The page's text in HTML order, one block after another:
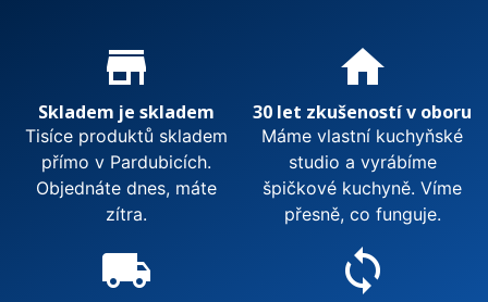
Proč nakupovat u nás?
store_mall_directory
Skladem je skladem
Tisíce produktů skladem
přímo v Pardubicích.
Objednáte dnes, máte
zítra.
home
30 let zkušeností v oboru
Máme vlastní kuchyňské
studio a vyrábíme
špičkové kuchyně. Víme
přesně, co funguje.
local_shipping sync